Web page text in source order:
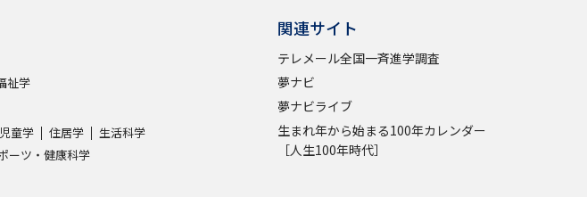
祉学
児童学 住居学 生活科学
ーツ・健康科学
関連サイト
テレメール全国一斉進学調査
夢ナビ
夢ナビライブ
生まれ年から始まる100年カレンダー
［人生100年時代］